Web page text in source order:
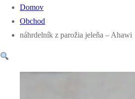
Domov
Obchod
náhrdelník z parožia jeleňa – Ahawi